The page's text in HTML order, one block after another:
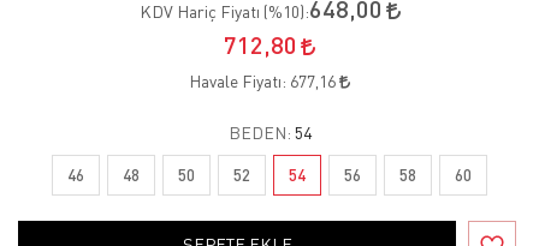
KDV Hariç Fiyatı (%10):648,00
712,80
Havale Fiyatı: 677,16
BEDEN: 54
46 48 50 52 54 56 58 60